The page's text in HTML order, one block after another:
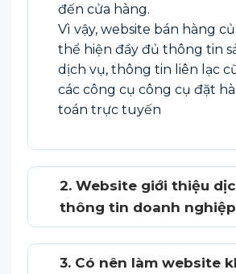
đến cửa hàng.
Vì vậy, website bán hàng
thể hiện đầy đủ thông tin
dịch vụ, thông tin liên lạc
các công cụ công cụ đặt
toán trực tuyến
2. Website giới thiệu
thông tin doanh
3. Có nên làm website